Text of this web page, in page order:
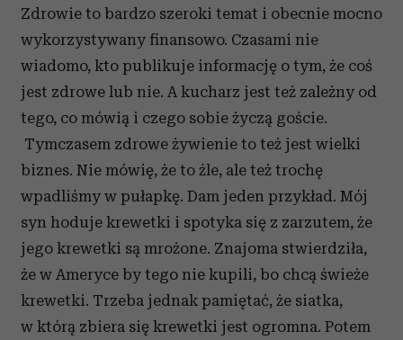
Zdrowie to bardzo szeroki temat i obecnie mocno
wykorzystywany finansowo. Czasami nie
wiadomo, kto publikuje informację o tym, że coś
jest zdrowe lub nie. A kucharz jest też zależny od
tego, co mówią i czego sobie życzą goście.
Tymczasem zdrowe żywienie to też jest wielki
biznes. Nie mówię, że to źle, ale też trochę
wpadliśmy w pułapkę. Dam jeden przykład. Mój
syn hoduje krewetki i spotyka się z zarzutem, że
jego krewetki są mrożone. Znajoma stwierdziła,
że w Ameryce by tego nie kupili, bo chcą świeże
krewetki. Trzeba jednak pamiętać, że siatka,
w którą zbiera się krewetki jest ogromna. Potem